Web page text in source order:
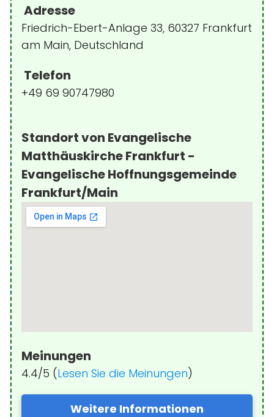
Adresse
Friedrich-Ebert-Anlage 33, 60327 Frankfurt
am Main, Deutschland
Telefon
+49 69 90747980
Standort von Evangelische
Matthäuskirche Frankfurt -
Evangelische Hoffnungsgemeinde
Frankfurt/Main
Meinungen
4.4/5 (Lesen Sie die Meinungen)
Weitere Informationen